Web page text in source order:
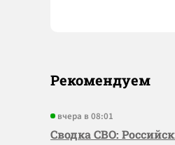
Рекомендуем
вчера в 08:01
Сводка СВО: